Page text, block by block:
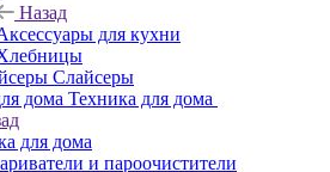
Назад
для кухни
Слайсеры
Техника для дома
для дома